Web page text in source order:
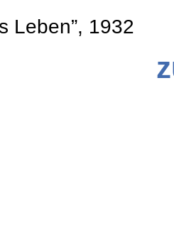
Leben”, 1932